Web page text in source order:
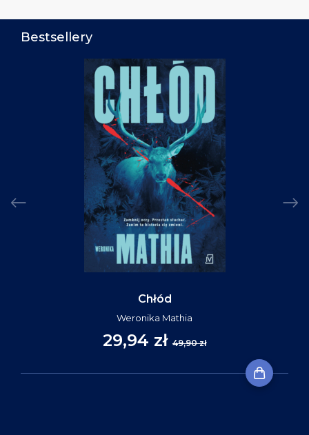
Bestsellery
Chłód
Weronika Mathia
29,94 zł 49,90 zł